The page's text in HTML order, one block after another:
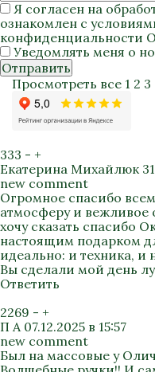
Я согласен на
ознакомлен с
конфиденциальности
Уведомлять меня о
Отправить
Просмотреть все 1 2 3
333 - +
Екатерина Михайлюк
new comment
Огромное спасибо
атмосферу и вежливое
хочу сказать спасибо
настоящим подарком
идеально: и техника, и
Вы сделали мой день
Ответить
2269 - +
П А 07.12.2025 в 15:57
new comment
Был на массовые у